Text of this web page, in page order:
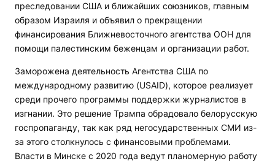
преследовании США и ближайших союзников, главным
образом Израиля и объявил о прекращении
финансирования Ближневосточного агентства ООН для
помощи палестинским беженцам и организации работ.
Заморожена деятельность Агентства США по
международному развитию (USAID), которое реализует
среди прочего программы поддержки журналистов в
изгнании. Это решение Трампа обрадовало белорусскую
госпропаганду, так как ряд негосударственных СМИ из-
за этого столкнулось с финансовыми проблемами.
Власти в Минске с 2020 года ведут планомерную работу